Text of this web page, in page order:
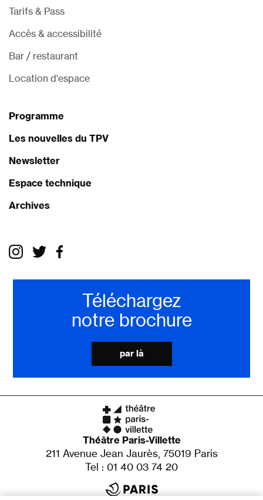
Tarifs & Pass
Accès & accessibilité
Bar / restaurant
Location d'espace
Programme
Les nouvelles du TPV
Newsletter
Espace technique
Archives
Téléchargez
notre brochure
par là
Théâtre Paris-Villette
211 Avenue Jean Jaurès, 75019 Paris
Tel : 01 40 03 74 20